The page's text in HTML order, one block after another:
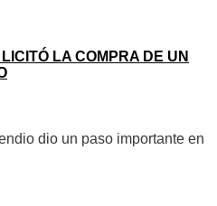
LA COMPRA DE UN
dio un paso importante en